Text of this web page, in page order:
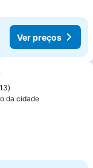
Ver preços
favoritos
13
da cidade